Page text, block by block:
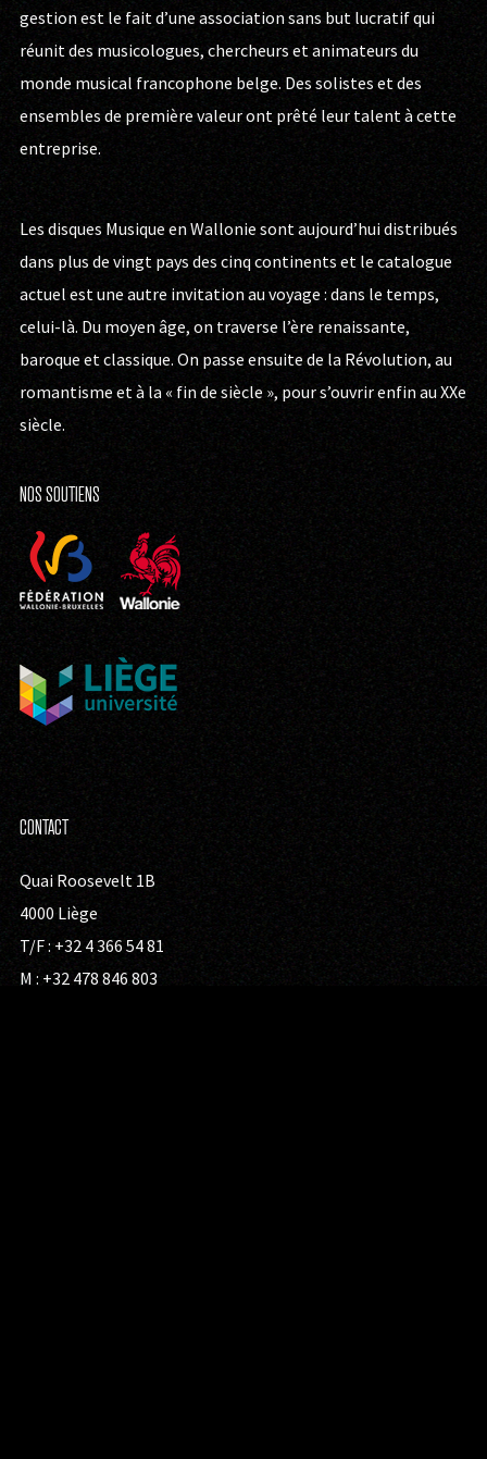
gestion est le fait d’une association sans but lucratif qui
réunit des musicologues, chercheurs et animateurs du
monde musical francophone belge. Des solistes et des
ensembles de première valeur ont prêté leur talent à cette
entreprise.
Les disques Musique en Wallonie sont aujourd’hui distribués
dans plus de vingt pays des cinq continents et le catalogue
actuel est une autre invitation au voyage : dans le temps,
celui-là. Du moyen âge, on traverse l’ère renaissante,
baroque et classique. On passe ensuite de la Révolution, au
romantisme et à la « fin de siècle », pour s’ouvrir enfin au XXe
siècle.
NOS SOUTIENS
CONTACT
Quai Roosevelt 1B
4000 Liège
T/F : +32 4 366 54 81
M : +32 478 846 803